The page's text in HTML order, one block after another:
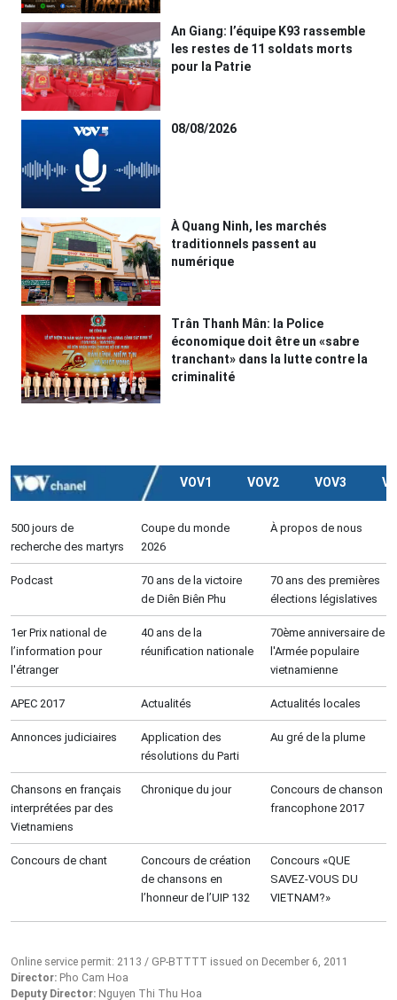
An Giang: l’équipe K93 rassemble
les restes de 11 soldats morts
pour la Patrie
08/08/2026
À Quang Ninh, les marchés
traditionnels passent au
numérique
Trân Thanh Mân: la Police
économique doit être un «sabre
tranchant» dans la lutte contre la
criminalité
VOV1 VOV2 VOV3
500 jours de
recherche des martyrs
Coupe du monde
2026
À propos de nous
Podcast
70 ans de la victoire
de Diên Biên Phu
70 ans des premières
élections législatives
1er Prix national de
l’information pour
l'étranger
40 ans de la
réunification nationale
70ème anniversaire de
l'Armée populaire
vietnamienne
APEC 2017 Actualités Actualités locales
Annonces judiciaires
Application des
résolutions du Parti
Au gré de la plume
Chansons en français
interprétées par des
Vietnamiens
Chronique du jour
Concours de chanson
francophone 2017
Concours de chant
Concours de création
de chansons en
l’honneur de l’UIP 132
Concours «QUE
SAVEZ-VOUS DU
VIETNAM?»
Online service permit: 2113 / GP-BTTTT issued on December 6, 2011
Director: Pho Cam Hoa
Deputy Director: Nguyen Thi Thu Hoa